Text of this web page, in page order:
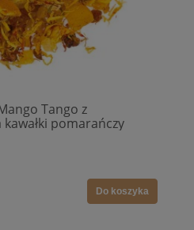
Tango z
pomarańczy
Do koszyka